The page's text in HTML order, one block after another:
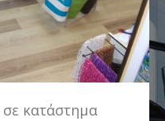
κατάστημα